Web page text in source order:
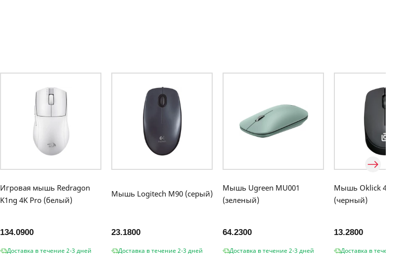
Игровая мышь Redragon
K1ng 4K Pro (белый)
134.0900
Доставка в течение 2-3 дней
Мышь Logitech M90 (серый)
23.1800
Доставка в течение 2-3 дней
Мышь Ugreen MU001
(зеленый)
64.2300
Доставка в течение 2-3 дней
Мышь Oklick 486MW
(черный)
13.2800
Доставка в течение 2-3